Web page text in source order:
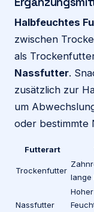
Halbfeuchtes
zwischen
als
Nassfutter.
zusätzlich zur
um
oder bestimmte
Futterart
Trockenfutter
lange
Nassfutter
Hoher